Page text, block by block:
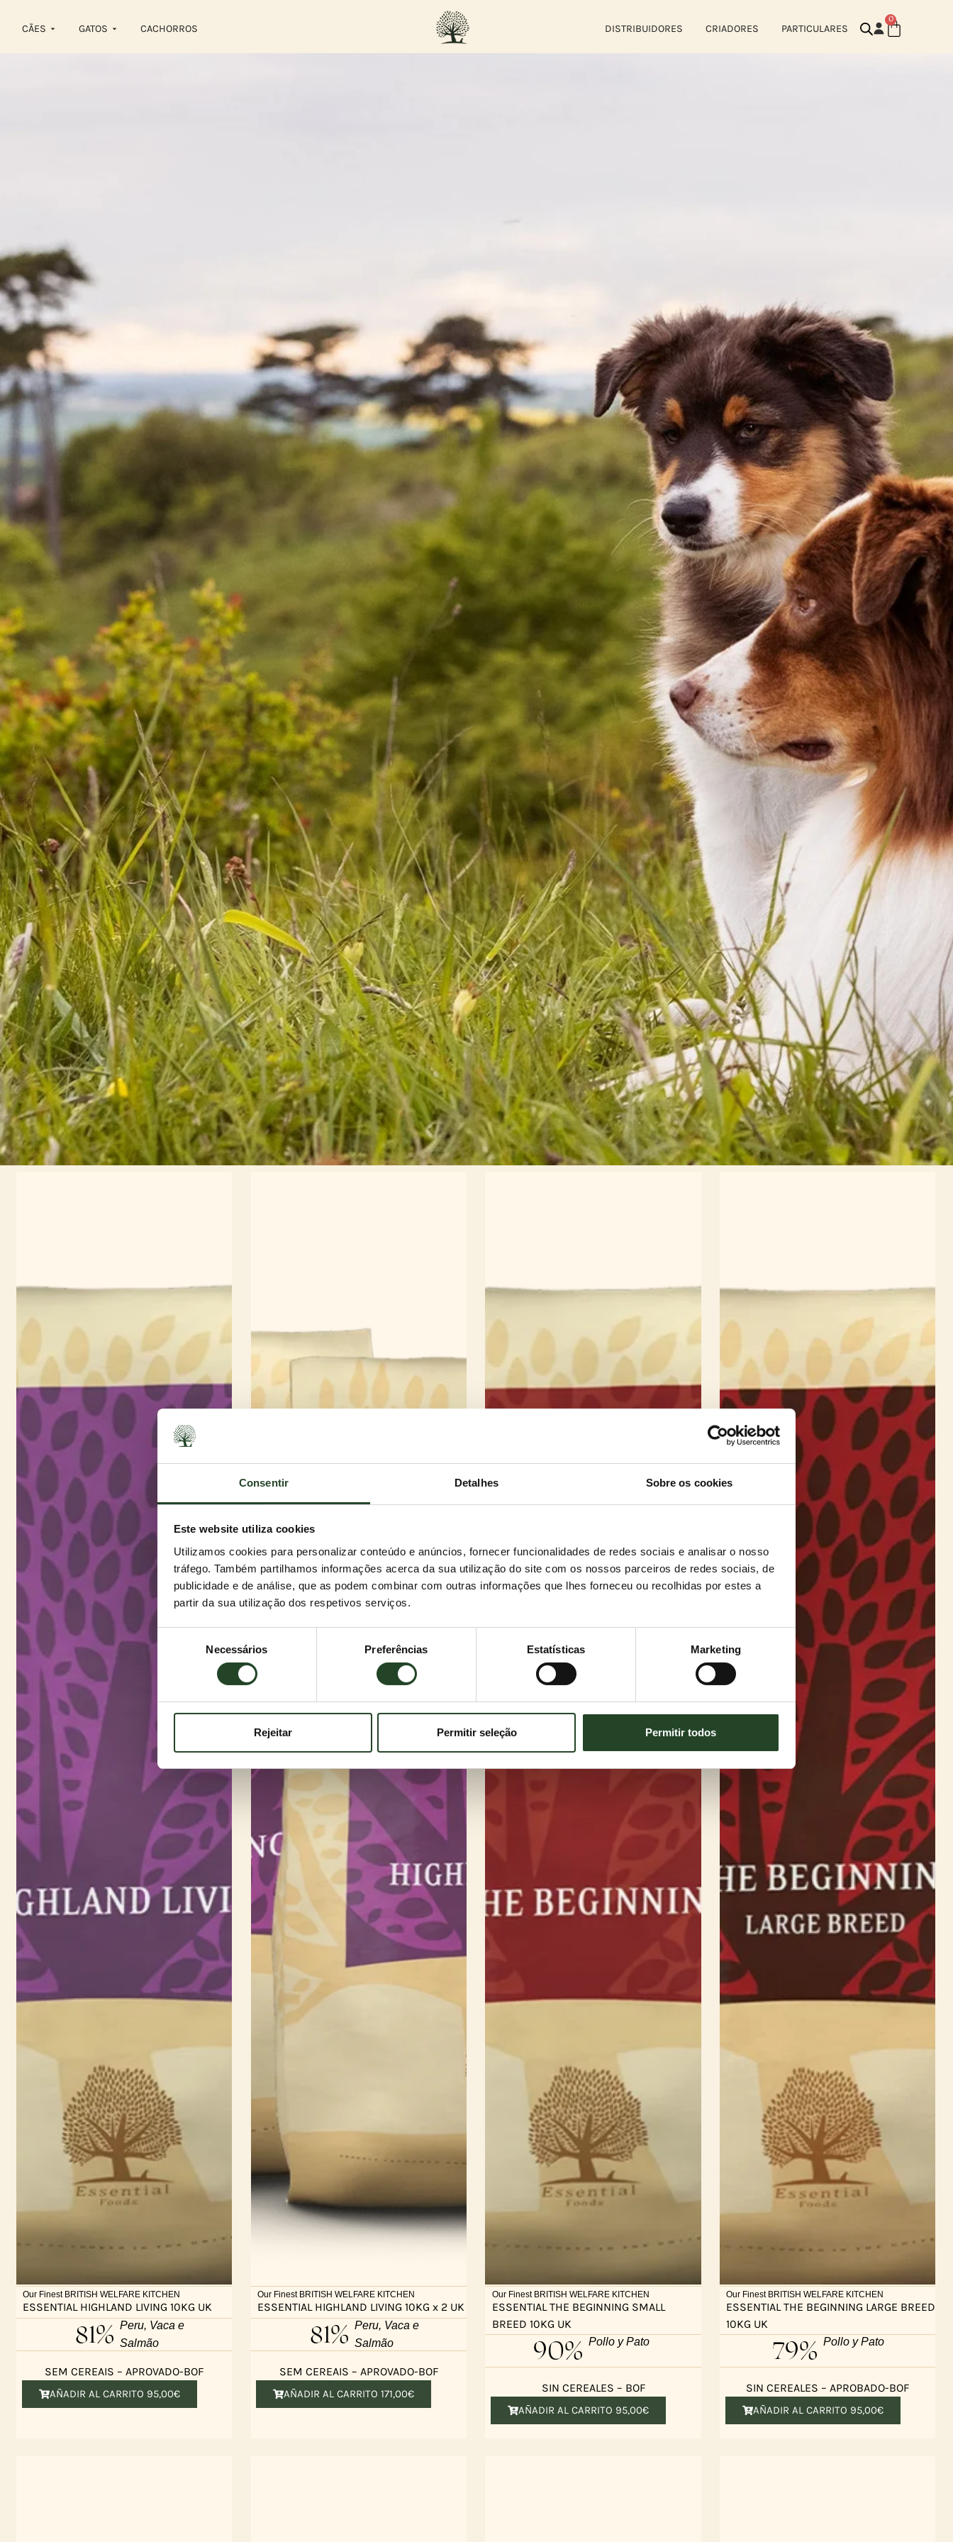
Consentir Detalhes Sobre os cookies
Este website utiliza cookies
Utilizamos cookies para personalizar conteúdo e anúncios, fornecer funcionalidades de redes sociais e analisar o nosso
tráfego. Também partilhamos informações acerca da sua utilização do site com os nossos parceiros de redes sociais, de
publicidade e de análise, que as podem combinar com outras informações que lhes forneceu ou recolhidas por estes a
partir da sua utilização dos respetivos serviços.
consentimento
Necessários Preferências Estatísticas Marketing
Rejeitar Permitir seleção Permitir todos
CÃES GATOS CACHORROS DISTRIBUIDORES CRIADORES PARTICULARES
0
Our Finest BRITISH WELFARE KITCHEN
ESSENTIAL HIGHLAND LIVING 10KG UK
81% Peru, Vaca e
Salmão
SEM CEREAIS – APROVADO-BOF
AÑADIR AL CARRITO 95,00€
Our Finest BRITISH WELFARE KITCHEN
ESSENTIAL HIGHLAND LIVING 10KG x 2 UK
81% Peru, Vaca e
Salmão
SEM CEREAIS – APROVADO-BOF
AÑADIR AL CARRITO171,00€
Our Finest BRITISH WELFARE KITCHEN
ESSENTIAL THE BEGINNING SMALL
BREED 10KG UK
90% Pollo y Pato
SIN CEREALES – BOF
AÑADIR AL CARRITO 95,00€
Our Finest BRITISH WELFARE KITCHEN
ESSENTIAL THE BEGINNING LARGE BREED
10KG UK
79% Pollo y Pato
SIN CEREALES – APROBADO-BOF
AÑADIR AL CARRITO 95,00€